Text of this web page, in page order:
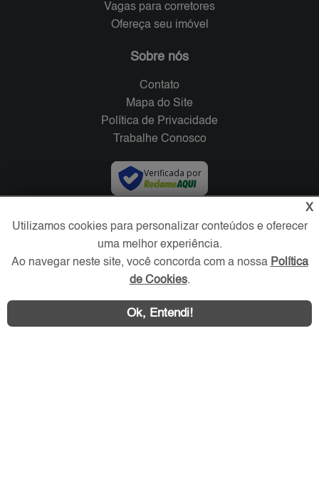
Vagas para corretores
Ofereça seu imóvel
Sobre nós
Contato
Mapa do Site
Política de Privacidade
Trabalhe Conosco
Verificada por
Redes Sociais
X
Utilizamos cookies para personalizar conteúdos e oferecer
uma melhor experiência.
Ao navegar neste site, você concorda com a nossa Política
de Cookies.
Ok, Entendi!